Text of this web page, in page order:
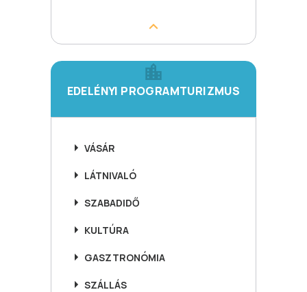
EDELÉNYI PROGRAMTURIZMUS
VÁSÁR
LÁTNIVALÓ
SZABADIDŐ
KULTÚRA
GASZTRONÓMIA
SZÁLLÁS